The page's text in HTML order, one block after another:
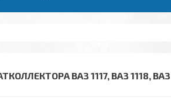
ВАЗ 1117, ВАЗ 1118,